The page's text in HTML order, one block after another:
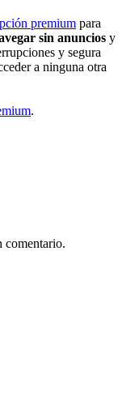
premium para
sin anuncios y
y segura
a ninguna otra
.
comentario.